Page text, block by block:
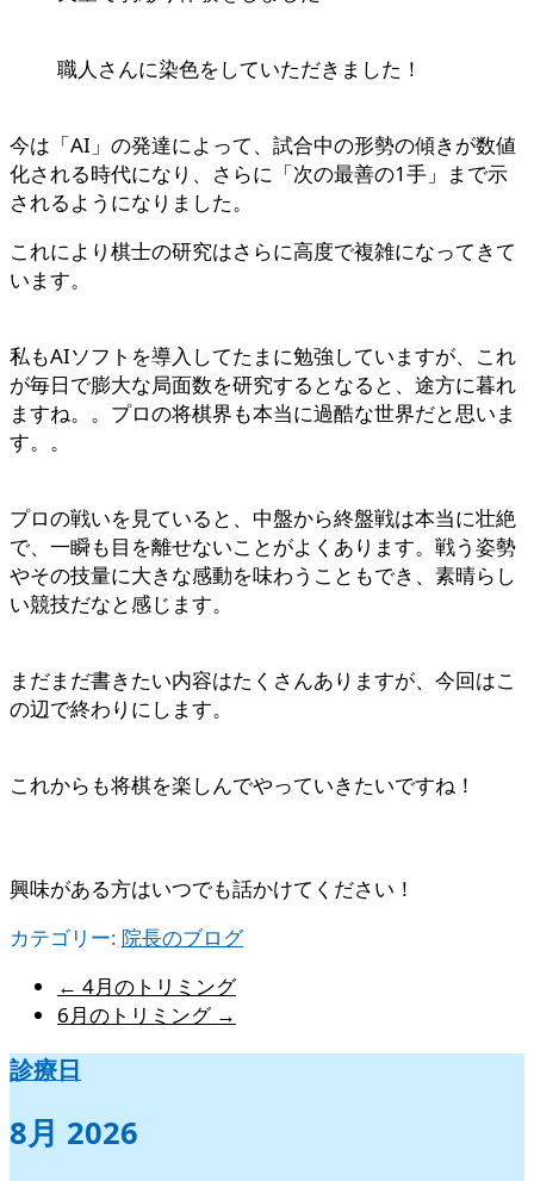
職人さんに染色をしていただきました！
今は「AI」の発達によって、試合中の形勢の傾きが数値
化される時代になり、さらに「次の最善の1手」まで示
されるようになりました。
これにより棋士の研究はさらに高度で複雑になってきて
います。
私もAIソフトを導入してたまに勉強していますが、これ
が毎日で膨大な局面数を研究するとなると、途方に暮れ
ますね。。プロの将棋界も本当に過酷な世界だと思いま
す。。
プロの戦いを見ていると、中盤から終盤戦は本当に壮絶
で、一瞬も目を離せないことがよくあります。戦う姿勢
やその技量に大きな感動を味わうこともでき、素晴らし
い競技だなと感じます。
まだまだ書きたい内容はたくさんありますが、今回はこ
の辺で終わりにします。
これからも将棋を楽しんでやっていきたいですね！
興味がある方はいつでも話かけてください！
カテゴリー: 院長のブログ
← 4月のトリミング
6月のトリミング →
診療日
8月 2026